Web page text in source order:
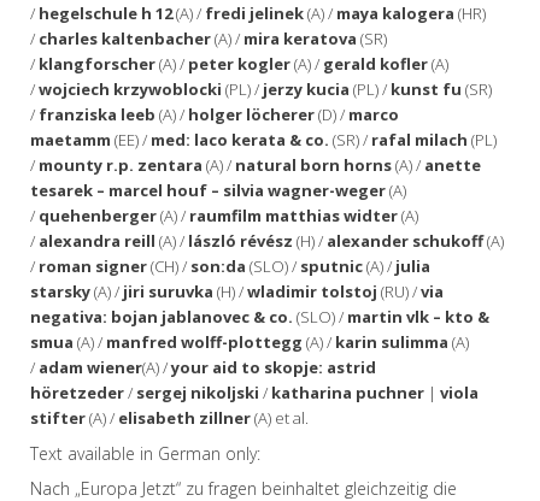
/ hegelschule h 12(A) / fredi jelinek(A) / maya kalogera (HR)
/ charles kaltenbacher(A) / mira keratova (SR)
/ klangforscher(A) / peter kogler(A) / gerald kofler(A)
/wojciech krzywoblocki (PL) / jerzy kucia (PL) / kunst fu (SR)
/ franziska leeb (A) / holger löcherer(D) / marco
maetamm (EE) / med: laco kerata & co. (SR) / rafal milach (PL)
/ mounty r.p. zentara (A) / natural born horns(A) / anette
tesarek – marcel houf – silvia wagner-weger(A)
/ quehenberger(A) / raumfilm matthias widter(A)
/ alexandra reill (A) / lászló révész (H) / alexander schukoff(A)
/ roman signer(CH) / son:da (SLO) / sputnic(A) / julia
starsky(A) / jiri suruvka (H) /wladimir tolstoj (RU) /via
negativa: bojan jablanovec & co. (SLO) / martin vlk – kto &
smua (A) / manfred wolff-plottegg (A) / karin sulimma (A)
/ adam wiener(A) /your aid to skopje: astrid
höretzeder/ sergej nikoljski / katharina puchner | viola
stifter(A) / elisabeth zillner(A) et al.
Text available in German only:
Nach „Europa Jetzt“ zu fragen beinhaltet gleichzeitig die